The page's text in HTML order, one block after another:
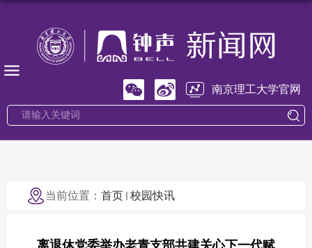
南京理工大学官网
当前位置： 首页 校园快讯
离退休党委举办老青支部共建关心下一代赋